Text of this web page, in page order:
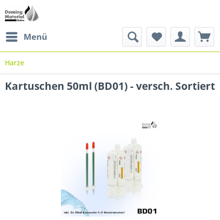
Menü
Harze
Kartuschen 50ml (BD01) - versch. Sortiert